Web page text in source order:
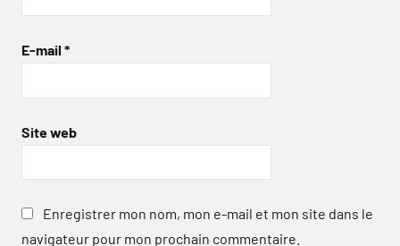
E-mail *
Site web
Enregistrer mon nom, mon e-mail et mon site dans le
navigateur pour mon prochain commentaire.